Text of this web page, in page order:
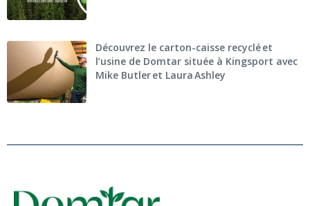
Découvrez le carton-caisse recyclé et
l’usine de Domtar située à Kingsport avec
Mike Butler et Laura Ashley